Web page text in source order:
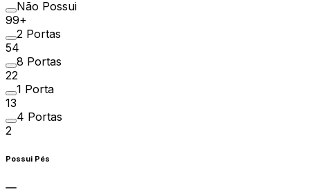
Não Possui
99+
2 Portas
54
8 Portas
22
1 Porta
13
4 Portas
2
Possui Pés